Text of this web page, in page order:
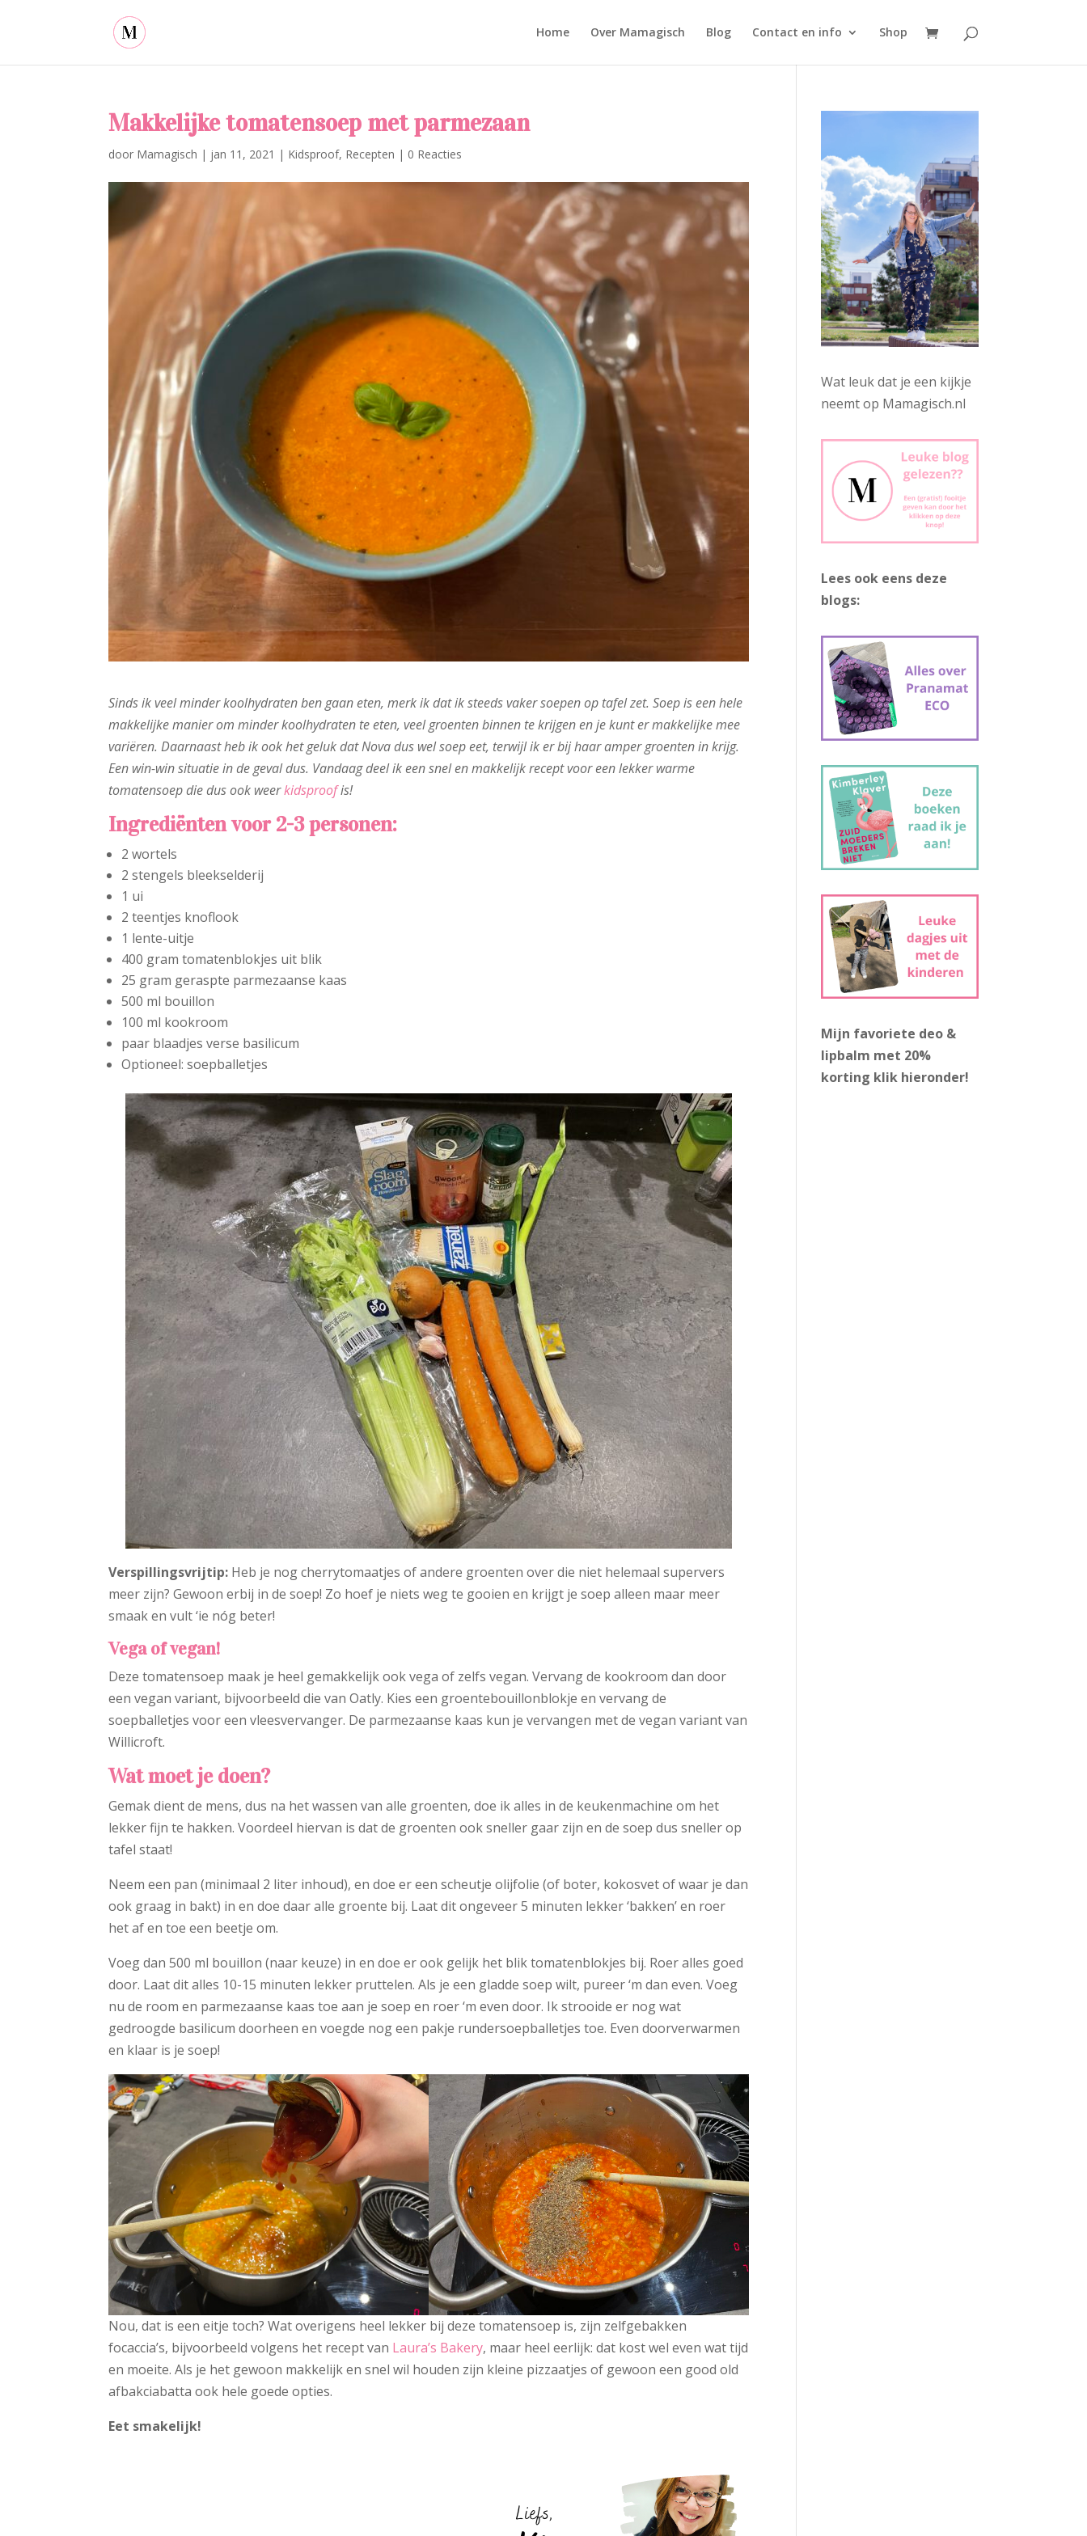
Home Over Mamagisch Blog Contact en info Shop
Makkelijke tomatensoep met parmezaan
door Mamagisch | jan 11, 2021 | Kidsproof, Recepten | 0 Reacties
Sinds ik veel minder koolhydraten ben gaan eten, merk ik dat ik steeds vaker soepen op tafel zet. Soep is een hele
makkelijke manier om minder koolhydraten te eten, veel groenten binnen te krijgen en je kunt er makkelijke mee
variëren. Daarnaast heb ik ook het geluk dat Nova dus wel soep eet, terwijl ik er bij haar amper groenten in krijg.
Een win-win situatie in de geval dus. Vandaag deel ik een snel en makkelijk recept voor een lekker warme
tomatensoep die dus ook weerkidsproofis!
Ingrediënten voor 2-3 personen:
2 wortels
2 stengels bleekselderij
1 ui
2 teentjes knoflook
1 lente-uitje
400 gram tomatenblokjes uit blik
25 gram geraspte parmezaanse kaas
500 ml bouillon
100 ml kookroom
paar blaadjes verse basilicum
Optioneel: soepballetjes
Verspillingsvrijtip: Heb je nog cherrytomaatjes of andere groenten over die niet helemaal supervers
meer zijn? Gewoon erbij in de soep! Zo hoef je niets weg te gooien en krijgt je soep alleen maar meer
smaak en vult ‘ie nóg beter!
Vega of vegan!
Deze tomatensoep maak je heel gemakkelijk ook vega of zelfs vegan. Vervang de kookroom dan door
een vegan variant, bijvoorbeeld die van Oatly. Kies een groentebouillonblokje en vervang de
soepballetjes voor een vleesvervanger. De parmezaanse kaas kun je vervangen met de vegan variant van
Willicroft.
Wat moet je doen?
Gemak dient de mens, dus na het wassen van alle groenten, doe ik alles in de keukenmachine om het
lekker fijn te hakken. Voordeel hiervan is dat de groenten ook sneller gaar zijn en de soep dus sneller op
tafel staat!
Neem een pan (minimaal 2 liter inhoud), en doe er een scheutje olijfolie (of boter, kokosvet of waar je dan
ook graag in bakt) in en doe daar alle groente bij. Laat dit ongeveer 5 minuten lekker ‘bakken’ en roer
het af en toe een beetje om.
Voeg dan 500 ml bouillon (naar keuze) in en doe er ook gelijk het blik tomatenblokjes bij. Roer alles goed
door. Laat dit alles 10-15 minuten lekker pruttelen. Als je een gladde soep wilt, pureer ‘m dan even. Voeg
nu de room en parmezaanse kaas toe aan je soep en roer ‘m even door. Ik strooide er nog wat
gedroogde basilicum doorheen en voegde nog een pakje rundersoepballetjes toe. Even doorverwarmen
en klaar is je soep!
Nou, dat is een eitje toch? Wat overigens heel lekker bij deze tomatensoep is, zijn zelfgebakken
focaccia’s, bijvoorbeeld volgens het recept van Laura’s Bakery, maar heel eerlijk: dat kost wel even wat tijd
en moeite. Als je het gewoon makkelijk en snel wil houden zijn kleine pizzaatjes of gewoon een good old
afbakciabatta ook hele goede opties.
Eet smakelijk!
Wat leuk dat je een kijkje
neemt op Mamagisch.nl
Lees ook eens deze
blogs:
Mijn favoriete deo &
lipbalm met 20%
korting klik hieronder!